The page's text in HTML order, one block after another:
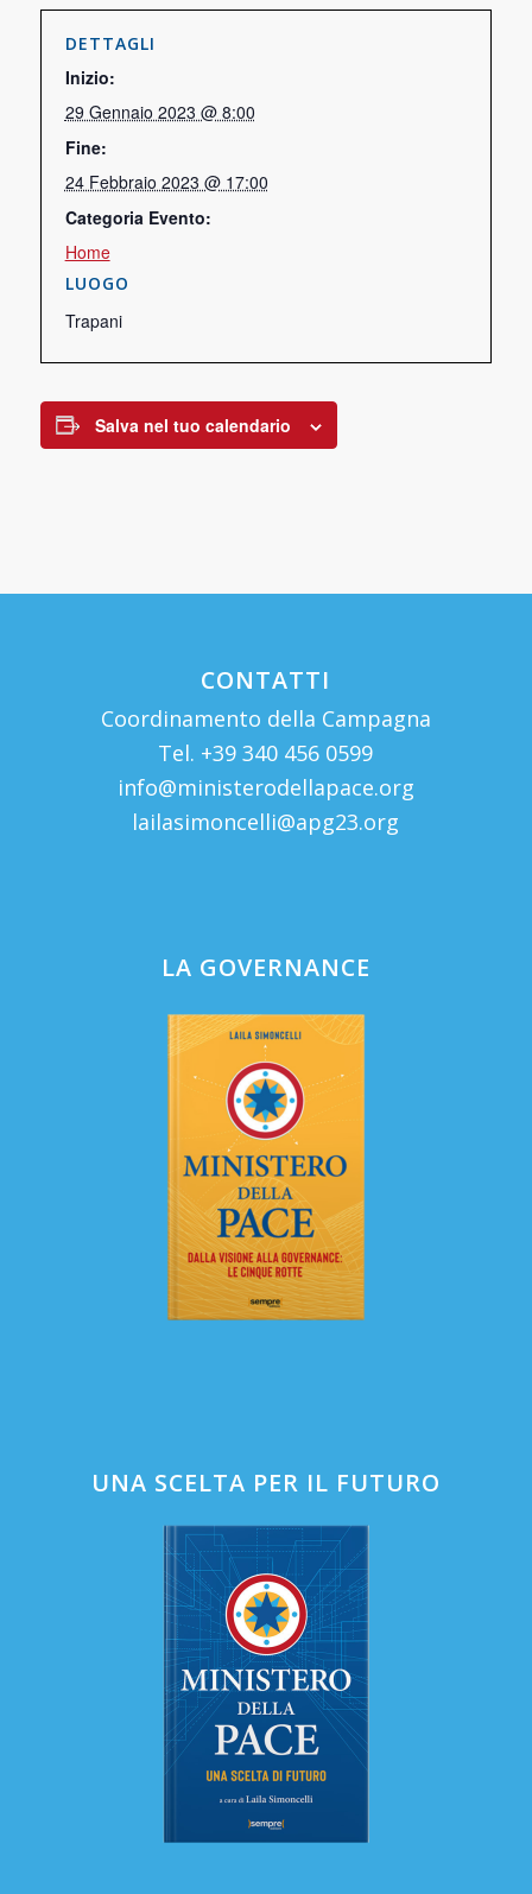
DETTAGLI
Inizio:
29 Gennaio 2023 @ 8:00
Fine:
24 Febbraio 2023 @ 17:00
Categoria Evento:
Home
LUOGO
Trapani
Salva nel tuo calendario
CONTATTI
Coordinamento della Campagna
Tel. +39 340 456 0599
info@ministerodellapace.org
lailasimoncelli@apg23.org
LA GOVERNANCE
UNA SCELTA PER IL FUTURO